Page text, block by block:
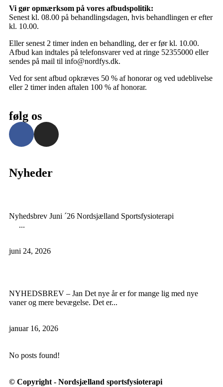
Vi gør opmærksom på vores afbudspolitik:
Senest kl. 08.00 på behandlingsdagen, hvis behandlingen er efter
kl. 10.00.
Eller senest 2 timer inden en behandling, der er før kl. 10.00.
Afbud kan indtales på telefonsvarer ved at ringe 52355000 eller
sendes på mail til info@nordfys.dk.
Ved for sent afbud opkræves 50 % af honorar og ved udeblivelse
eller 2 timer inden aftalen 100 % af honorar.
følg os
Nyheder
Nyhedsbrev Juni ´26 Nordsjælland Sportsfysioterapi
...
juni 24, 2026
NYHEDSBREV – Jan Det nye år er for mange lig med nye
vaner og mere bevægelse. Det er...
januar 16, 2026
No posts found!
© Copyright - Nordsjælland sportsfysioterapi